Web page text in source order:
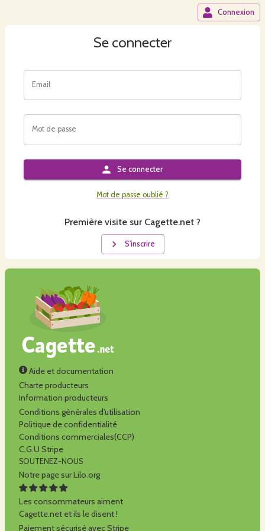
Connexion
Se connecter
Email
Mot de passe
Se connecter
Mot de passe oublié ?
Première visite sur Cagette.net ?
S'inscrire
Aide et documentation
Charte producteurs
Information producteurs
Conditions générales d'utilisation
Politique de confidentialité
Conditions commerciales(CCP)
C.G.U Stripe
SOUTENEZ-NOUS
Notre page sur Lilo.org
Les consommateurs aiment
Cagette.net et ils le disent !
Paiement sécurisé avec Stripe